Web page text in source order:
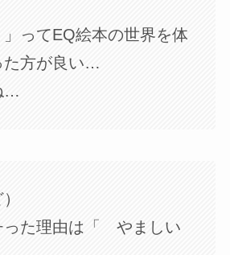
ってEQ絵本の世界を体
た方が良い…
…
った理由は「 やましい